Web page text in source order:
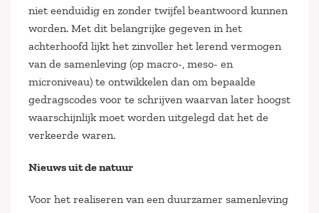
niet eenduidig en zonder twijfel beantwoord kunnen
worden. Met dit belangrijke gegeven in het
achterhoofd lijkt het zinvoller het lerend vermogen
van de samenleving (op macro-, meso- en
microniveau) te ontwikkelen dan om bepaalde
gedragscodes voor te schrijven waarvan later hoogst
waarschijnlijk moet worden uitgelegd dat het de
verkeerde waren.
Nieuws uit de natuur
Voor het realiseren van een duurzamer samenleving